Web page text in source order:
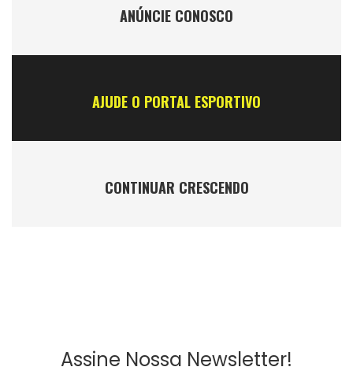
ANÚNCIE CONOSCO
AJUDE O PORTAL ESPORTIVO
CONTINUAR CRESCENDO
Assine Nossa Newsletter!